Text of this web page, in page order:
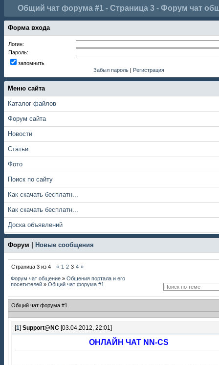
Общий чат форума #1 - Страница 3 - Форум чат
Форма входа
Логин:
Пароль:
запомнить
Забыл пароль | Регистрация
Меню сайта
Каталог файлов
Форум сайта
Новости
Статьи
Фото
Поиск по сайту
Как скачать бесплатн...
Как скачать бесплатн...
Доска объявлений
Форум | Новые сообщения
Страница 3 из 4 « 1 2 3 4 »
Форум чат общение » Общения портала и его
посетителей » Общий чат форума #1
Общий чат форума #1
[1] Support@NC [03.04.2012, 22:01]
ОНЛАЙН ЧАТ NN-CS